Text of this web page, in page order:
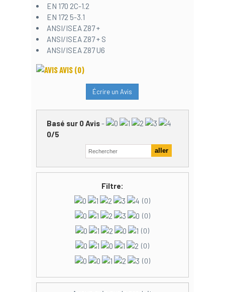
EN 170 2C-1.2
EN 172 5-3.1
ANSI/ISEA Z87 +
ANSI/ISEA Z87 + S
ANSI/ISEA Z87 U6
AVIS (0)
Écrire un Avis
Basé sur 0Avis-
0/5
Filtre:
(0)
(0)
(0)
(0)
(0)